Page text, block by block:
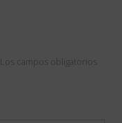
campos obligatorios